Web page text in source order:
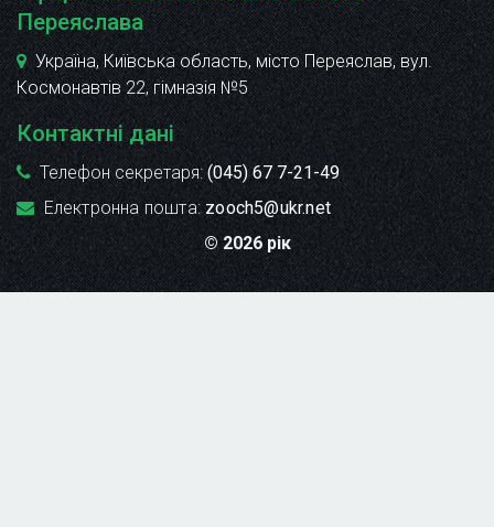
Переяслава
Україна, Київська область, місто Переяслав, вул.
Космонавтів 22, гімназія №5
Контактні дані
Телефон секретаря:(045) 67 7-21-49
Електронна пошта:zooch5@ukr.net
© 2026 рік